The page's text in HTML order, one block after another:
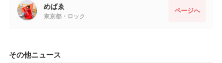
めばゑ
東京都・ロック
ページへ
その他ニュース